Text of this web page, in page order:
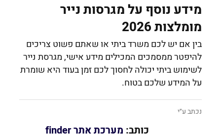
מידע נוסף על מגרסות נייר
מומלצות 2026
בין אם יש לכם משרד ביתי או שאתם פשוט צריכים
להיפטר ממסמכים המכילים מידע אישי, מגרסת נייר
לשימוש ביתי יכולה לחסוך לכם זמן בעוד היא שומרת
על המידע שלכם בטוח.
נכתב ע״י
כותב: מערכת אתר finder